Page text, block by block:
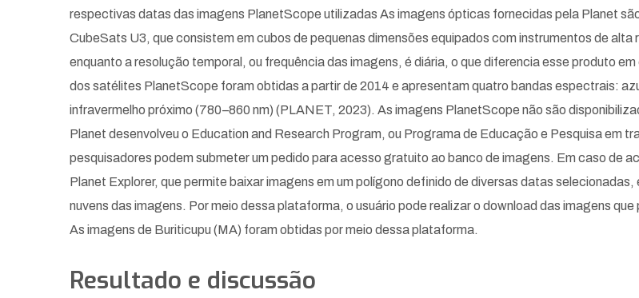
respectivas datas das imagens PlanetScope utilizadas As imagens ópticas fornecidas pela Planet
CubeSats U3, que consistem em cubos de pequenas dimensões equipados com instrumentos de
enquanto a resolução temporal, ou frequência das imagens, é diária, o que diferencia esse produto
dos satélites PlanetScope foram obtidas a partir de 2014 e apresentam quatro bandas espectrais:
infravermelho próximo (780–860 nm) (PLANET, 2023). As imagens PlanetScope não são
Planet desenvolveu o Education and Research Program, ou Programa de Educação e Pesquisa em
pesquisadores podem submeter um pedido para acesso gratuito ao banco de imagens. Em caso de
Planet Explorer, que permite baixar imagens em um polígono definido de diversas datas
nuvens das imagens. Por meio dessa plataforma, o usuário pode realizar o download das imagens
As imagens de Buriticupu (MA) foram obtidas por meio dessa plataforma.
Resultado e discussão